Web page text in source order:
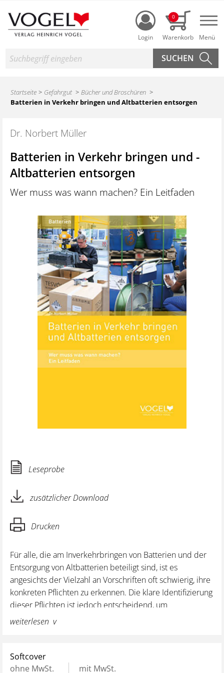
Login
0
Suche
Startseite Gefahrgut
Bücher und Broschüren
Batterien in Verkehr bringen und ­Altbatterien entsorgen
Dr. Norbert Müller
Batterien in Verkehr bringen und ­
Altbatterien entsorgen
Wer muss was wann machen? Ein Leitfaden
Leseprobe
zusätzlicher Download
Drucken
Für alle, die am Inverkehrbringen von Batterien und der
Entsorgung von Altbatterien beteiligt sind, ist es
angesichts der Vielzahl an Vorschriften oft schwierig, ihre
konkreten Pflichten zu erkennen. Die klare Identifizierung
dieser Pflichten ist jedoch entscheidend, um
ordnungswidrigkeiten-, straf- und zivilrechtliche
Dieser Leitfaden bietet einen verständlichen Überblick
über die relevanten
Anforderungen aus dem Batterie-,
weiterlesen
Softcover
ohne MwSt.
mit MwSt.